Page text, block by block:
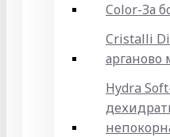
Color-За
Cristalli
арганово
Hydra